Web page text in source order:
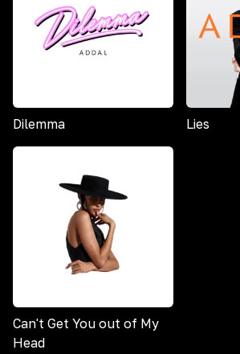
Dilemma Lies
Can't Get You out of My
Head